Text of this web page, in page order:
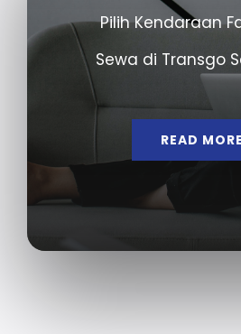
Pilih Kendaraan
Sewa di Transgo
READ MORE